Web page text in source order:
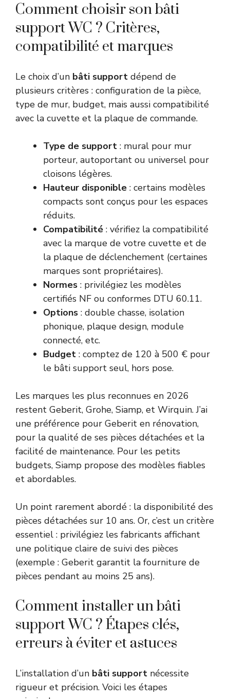
Comment choisir son bâti
support WC ? Critères,
compatibilité et marques
Le choix d’un bâti support dépend de
plusieurs critères : configuration de la pièce,
type de mur, budget, mais aussi compatibilité
avec la cuvette et la plaque de commande.
Type de support : mural pour mur
porteur, autoportant ou universel pour
cloisons légères.
Hauteur disponible : certains modèles
compacts sont conçus pour les espaces
réduits.
Compatibilité : vérifiez la compatibilité
avec la marque de votre cuvette et de
la plaque de déclenchement (certaines
marques sont propriétaires).
Normes : privilégiez les modèles
certifiés NF ou conformes DTU 60.11.
Options : double chasse, isolation
phonique, plaque design, module
connecté, etc.
Budget : comptez de 120 à 500 € pour
le bâti support seul, hors pose.
Les marques les plus reconnues en 2026
restent Geberit, Grohe, Siamp, et Wirquin. J’ai
une préférence pour Geberit en rénovation,
pour la qualité de ses pièces détachées et la
facilité de maintenance. Pour les petits
budgets, Siamp propose des modèles fiables
et abordables.
Un point rarement abordé : la disponibilité des
pièces détachées sur 10 ans. Or, c’est un critère
essentiel : privilégiez les fabricants affichant
une politique claire de suivi des pièces
(exemple : Geberit garantit la fourniture de
pièces pendant au moins 25 ans).
Comment installer un bâti
support WC ? Étapes clés,
erreurs à éviter et astuces
L’installation d’un bâti support nécessite
rigueur et précision. Voici les étapes